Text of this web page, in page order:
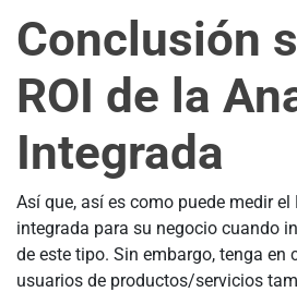
Conclusión
ROI de la
Integrada
Así que, así es como puede medir el
integrada para su negocio cuando
de este tipo. Sin embargo, tenga en
usuarios de productos/servicios